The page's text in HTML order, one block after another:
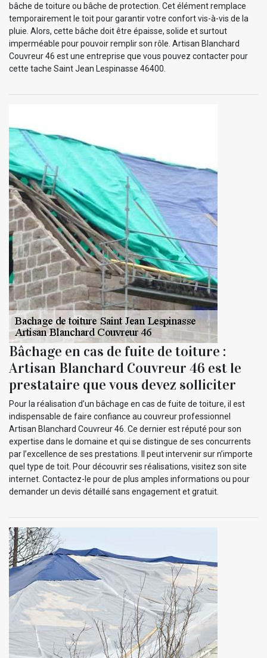
bâche de toiture ou bâche de protection. Cet élément remplace
temporairement le toit pour garantir votre confort vis-à-vis de la
pluie. Alors, cette bâche doit être épaisse, solide et surtout
imperméable pour pouvoir remplir son rôle. Artisan Blanchard
Couvreur 46 est une entreprise que vous pouvez contacter pour
cette tache Saint Jean Lespinasse 46400.
Bâchage en cas de fuite de toiture :
Artisan Blanchard Couvreur 46 est le
prestataire que vous devez solliciter
Pour la réalisation d’un bâchage en cas de fuite de toiture, il est
indispensable de faire confiance au couvreur professionnel
Artisan Blanchard Couvreur 46. Ce dernier est réputé pour son
expertise dans le domaine et qui se distingue de ses concurrents
par l’excellence de ses prestations. Il peut intervenir sur n’importe
quel type de toit. Pour découvrir ses réalisations, visitez son site
internet. Contactez-le pour de plus amples informations ou pour
demander un devis détaillé sans engagement et gratuit.